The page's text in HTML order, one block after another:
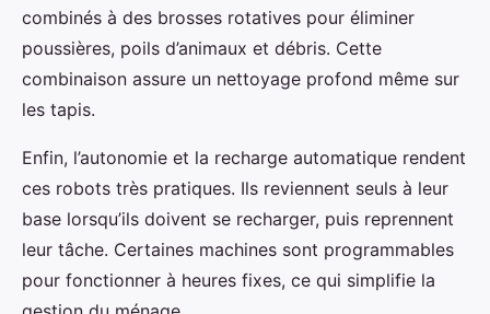
combinés à des brosses rotatives pour éliminer
poussières, poils d’animaux et débris. Cette
combinaison assure un nettoyage profond même sur
les tapis.
Enfin, l’autonomie et la recharge automatique rendent
ces robots très pratiques. Ils reviennent seuls à leur
base lorsqu’ils doivent se recharger, puis reprennent
leur tâche. Certaines machines sont programmables
pour fonctionner à heures fixes, ce qui simplifie la